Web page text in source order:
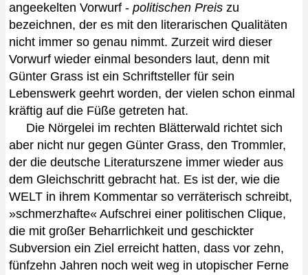
angeekelten Vorwurf - politischen Preis zu
bezeichnen, der es mit den literarischen Qualitäten
nicht immer so genau nimmt. Zurzeit wird dieser
Vorwurf wieder einmal besonders laut, denn mit
Günter Grass ist ein Schriftsteller für sein
Lebenswerk geehrt worden, der vielen schon einmal
kräftig auf die Füße getreten hat.
Die Nörgelei im rechten Blätterwald richtet sich
aber nicht nur gegen Günter Grass, den Trommler,
der die deutsche Literaturszene immer wieder aus
dem Gleichschritt gebracht hat. Es ist der, wie die
WELT in ihrem Kommentar so verräterisch schreibt,
»schmerzhafte« Aufschrei einer politischen Clique,
die mit großer Beharrlichkeit und geschickter
Subversion ein Ziel erreicht hatten, dass vor zehn,
fünfzehn Jahren noch weit weg in utopischer Ferne